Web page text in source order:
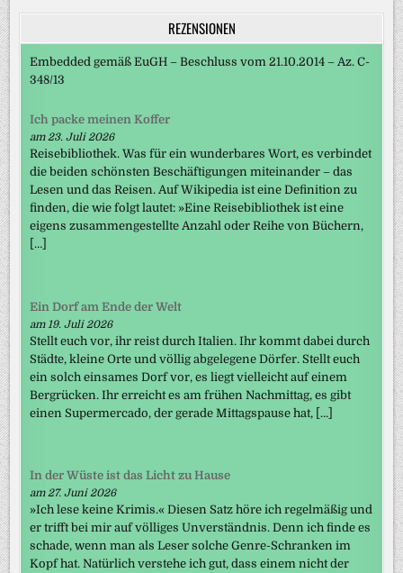
REZENSIONEN
Embedded gemäß EuGH – Beschluss vom 21.10.2014 – Az. C-
348/13
Ich packe meinen Koffer
am 23. Juli 2026
Reisebibliothek. Was für ein wunderbares Wort, es verbindet
die beiden schönsten Beschäftigungen miteinander – das
Lesen und das Reisen. Auf Wikipedia ist eine Definition zu
finden, die wie folgt lautet: »Eine Reisebibliothek ist eine
eigens zusammengestellte Anzahl oder Reihe von Büchern,
[…]
Ein Dorf am Ende der Welt
am 19. Juli 2026
Stellt euch vor, ihr reist durch Italien. Ihr kommt dabei durch
Städte, kleine Orte und völlig abgelegene Dörfer. Stellt euch
ein solch einsames Dorf vor, es liegt vielleicht auf einem
Bergrücken. Ihr erreicht es am frühen Nachmittag, es gibt
einen Supermercado, der gerade Mittagspause hat, […]
In der Wüste ist das Licht zu Hause
am 27. Juni 2026
»Ich lese keine Krimis.« Diesen Satz höre ich regelmäßig und
er trifft bei mir auf völliges Unverständnis. Denn ich finde es
schade, wenn man als Leser solche Genre-Schranken im
Kopf hat. Natürlich verstehe ich gut, dass einem nicht der